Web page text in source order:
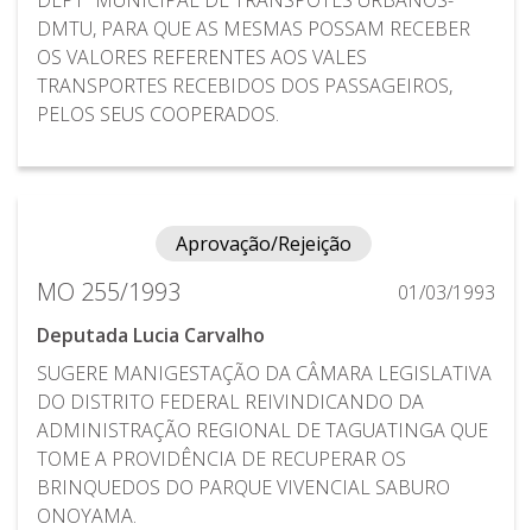
DMTU, PARA QUE AS MESMAS POSSAM RECEBER
OS VALORES REFERENTES AOS VALES
TRANSPORTES RECEBIDOS DOS PASSAGEIROS,
PELOS SEUS COOPERADOS.
Aprovação/Rejeição
MO 255/1993
01/03/1993
Deputada Lucia Carvalho
SUGERE MANIGESTAÇÃO DA CÂMARA LEGISLATIVA
DO DISTRITO FEDERAL REIVINDICANDO DA
ADMINISTRAÇÃO REGIONAL DE TAGUATINGA QUE
TOME A PROVIDÊNCIA DE RECUPERAR OS
BRINQUEDOS DO PARQUE VIVENCIAL SABURO
ONOYAMA.